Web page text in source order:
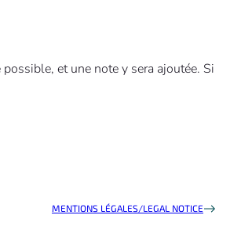
et une note y sera ajoutée. Si
MENTIONS LÉGALES/LEGAL NOTICE